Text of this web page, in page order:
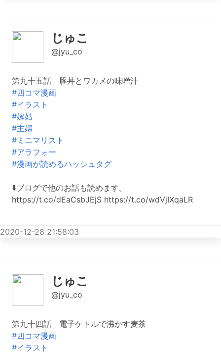
じゅこ
@jyu_co
第九十五話 豚丼とワカメの味噌汁
#四コマ漫画
#イラスト
#嫁姑
#主婦
#ミニマリスト
#アラフォー
#漫画が読めるハッシュタグ
⬇️ブログで他のお話も読めます。
https://t.co/dEaCsbJEjS https://t.co/wdVjIXqaLR
2020-12-28 21:58:03
じゅこ
@jyu_co
第九十四話 電子ケトルで沸かす麦茶
#四コマ漫画
#イラスト